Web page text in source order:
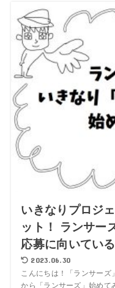
いきなりプロジ
ット！ ランサー
応募に向いてい
2023.06.30
こんにちは！「ランサー
から「ランサーズ」始めて